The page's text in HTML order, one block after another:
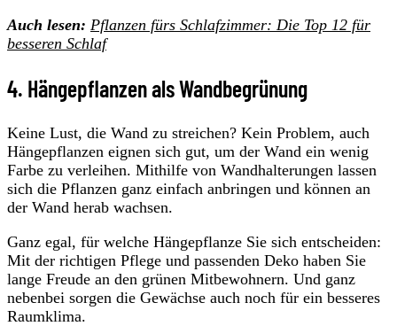
Auch lesen: Pflanzen fürs Schlafzimmer: Die Top 12 für
besseren Schlaf
4. Hängepflanzen als Wandbegrünung
Keine Lust, die Wand zu streichen? Kein Problem, auch
Hängepflanzen eignen sich gut, um der Wand ein wenig
Farbe zu verleihen. Mithilfe von Wandhalterungen lassen
sich die Pflanzen ganz einfach anbringen und können an
der Wand herab wachsen.
Ganz egal, für welche Hängepflanze Sie sich entscheiden:
Mit der richtigen Pflege und passenden Deko haben Sie
lange Freude an den grünen Mitbewohnern. Und ganz
nebenbei sorgen die Gewächse auch noch für ein besseres
Raumklima.